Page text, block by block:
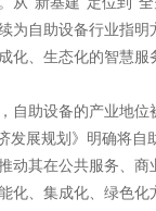
为自助设备行业指
化、生态化的智慧服
自助设备的产业地位
发展规划》明确将自
动其在公共服务、商
化、集成化、绿色化